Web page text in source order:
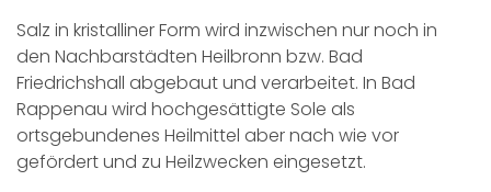
Salz in kristalliner Form wird inzwischen nur noch in
den Nachbarstädten Heilbronn bzw. Bad
Friedrichshall abgebaut und verarbeitet. In Bad
Rappenau wird hochgesättigte Sole als
ortsgebundenes Heilmittel aber nach wie vor
gefördert und zu Heilzwecken eingesetzt.